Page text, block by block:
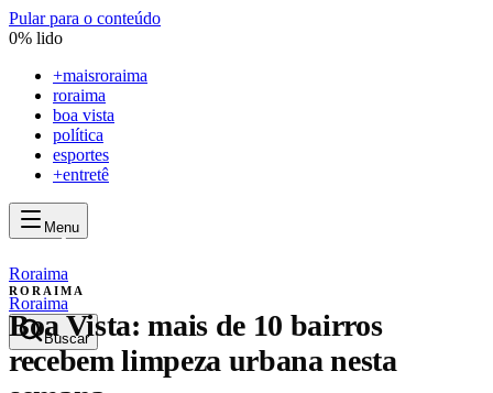
Pular para o conteúdo
0% lido
+maisroraima
roraima
boa vista
política
esportes
+entretê
Menu
maisroraima
mais
Roraima
Buscar
Roraima
RORAIMA
Boa Vista: mais de 10 bairros
recebem limpeza urbana nesta